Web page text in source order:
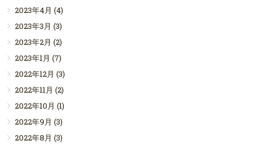
2023年4月 (4)
2023年3月 (3)
2023年2月 (2)
2023年1月 (7)
2022年12月 (3)
2022年11月 (2)
2022年10月 (1)
2022年9月 (3)
2022年8月 (3)